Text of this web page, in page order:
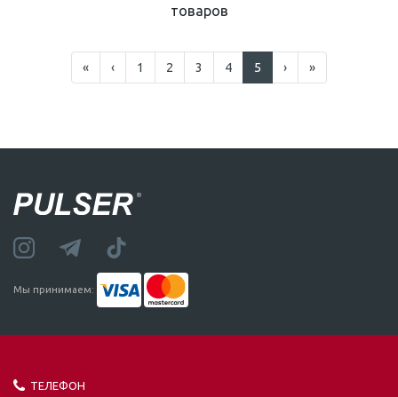
товаров
« ‹ 1 2 3 4 5 › »
Мы принимаем:
ТЕЛЕФОН